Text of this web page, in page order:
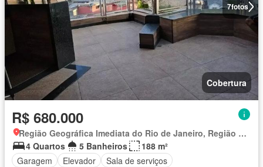
7fotos
Cobertura
R$ 680.000
Região Geográfica Imediata do Rio de Janeiro, Região Metropolitana do Rio de Janeiro
4 Quartos
5 Banheiros
188 m²
Garagem
Elevador Sala de serviços